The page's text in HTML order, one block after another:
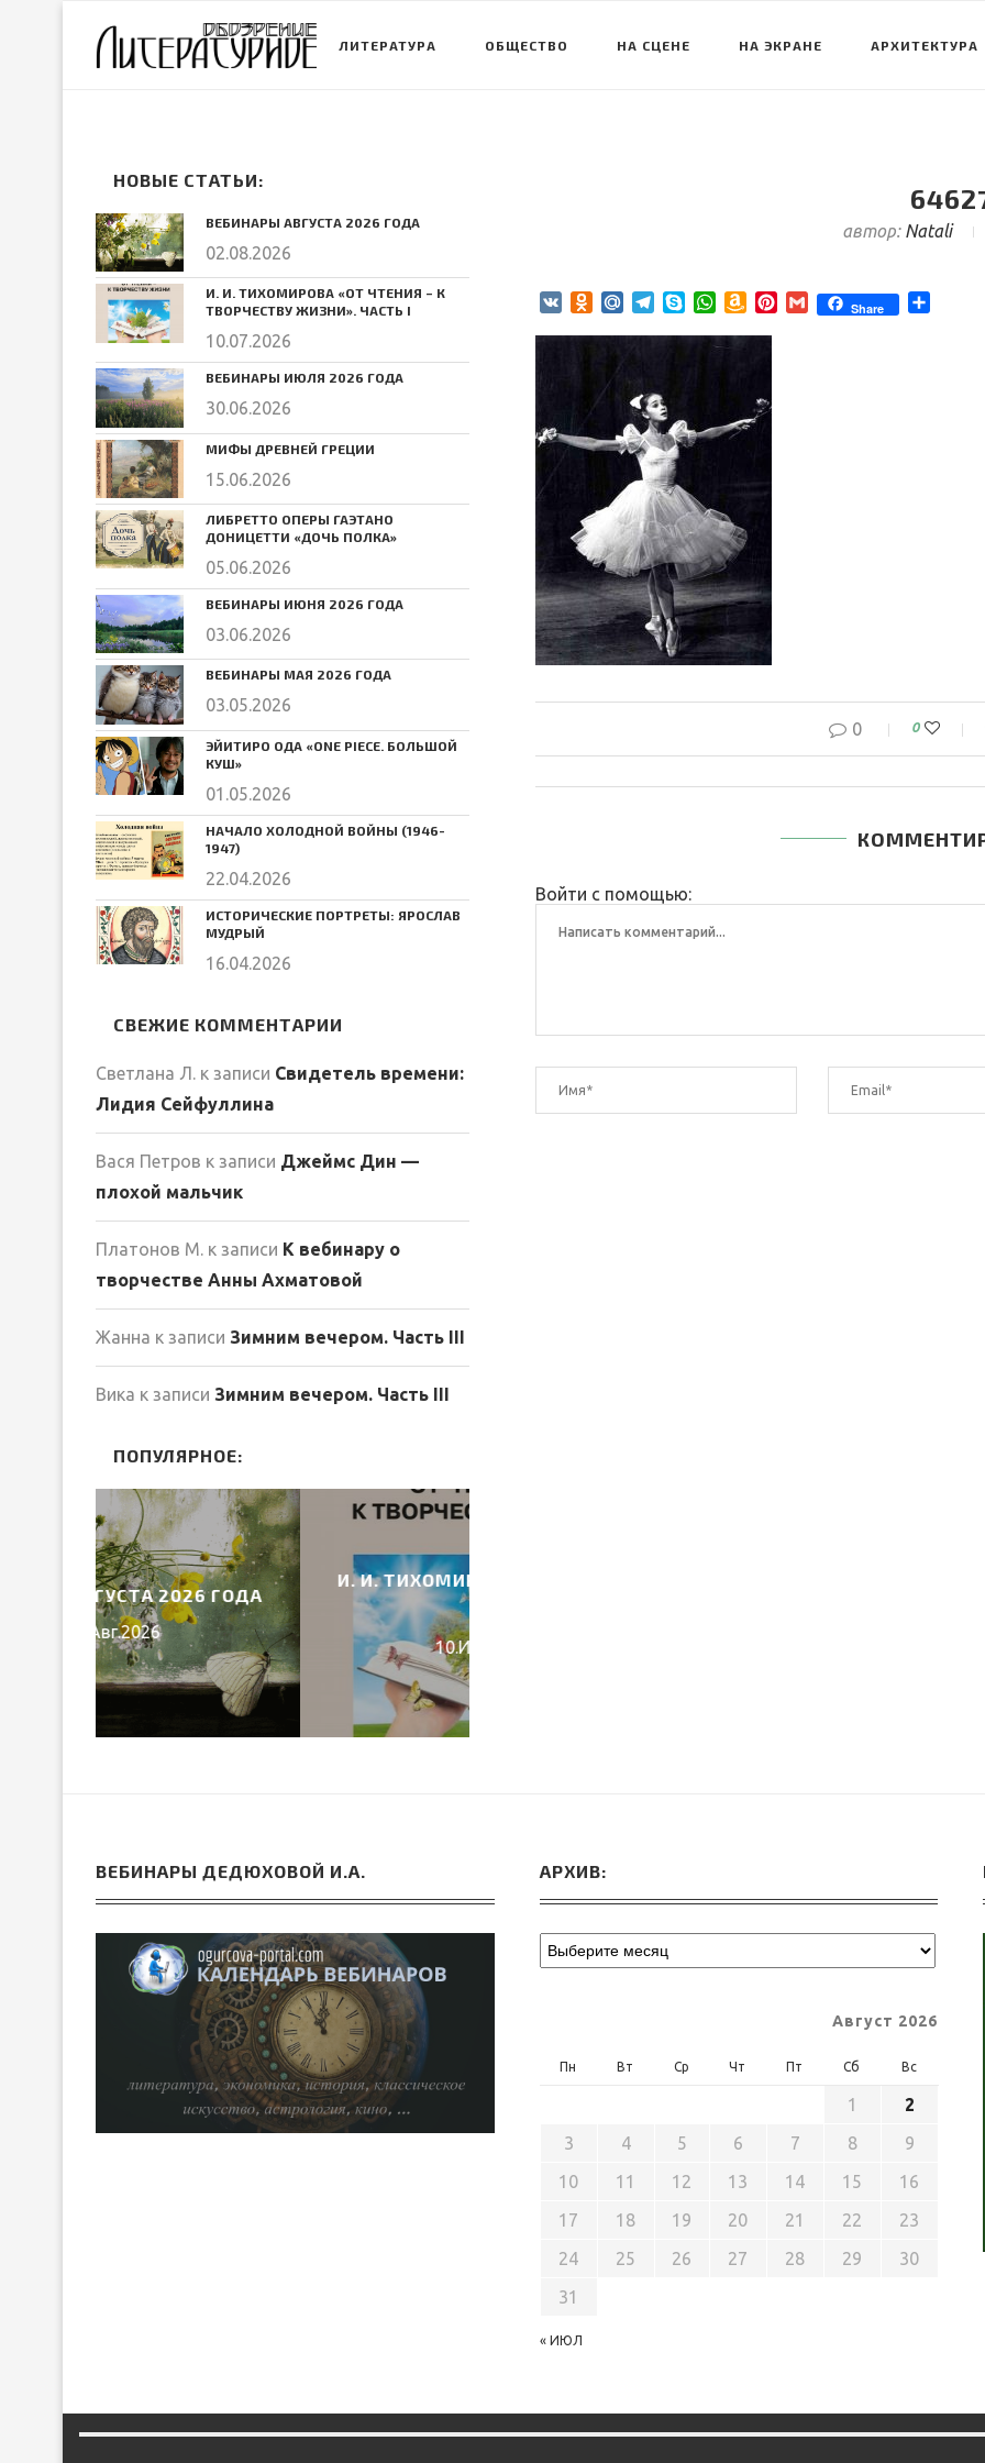
ЛИТЕРАТУРА ОБЩЕСТВО НА СЦЕНЕ НА ЭКРАНЕ АРХИТЕКТУРА
автор: Natali
VK Odnoklassniki
Mail.RuTelegram
SkypeWhatsApp
AmazonPinterest
GmailShare
0 0
Войти с помощью:
НОВЫЕ СТАТЬИ:
ВЕБИНАРЫ АВГУСТА 2026 ГОДА
02.08.2026
И. И. ТИХОМИРОВА «ОТ ЧТЕНИЯ – К
ТВОРЧЕСТВУ ЖИЗНИ». ЧАСТЬ I
10.07.2026
ВЕБИНАРЫ ИЮЛЯ 2026 ГОДА
30.06.2026
МИФЫ ДРЕВНЕЙ ГРЕЦИИ
15.06.2026
ЛИБРЕТТО ОПЕРЫ ГАЭТАНО
ДОНИЦЕТТИ «ДОЧЬ ПОЛКА»
05.06.2026
ВЕБИНАРЫ ИЮНЯ 2026 ГОДА
03.06.2026
ВЕБИНАРЫ МАЯ 2026 ГОДА
03.05.2026
ЭЙИТИРО ОДА «ONE PIECE. БОЛЬШОЙ
КУШ»
01.05.2026
НАЧАЛО ХОЛОДНОЙ ВОЙНЫ (1946-
1947)
22.04.2026
ИСТОРИЧЕСКИЕ ПОРТРЕТЫ: ЯРОСЛАВ
МУДРЫЙ
16.04.2026
СВЕЖИЕ КОММЕНТАРИИ
Светлана Л. к записи Свидетель времени:
Лидия Сейфуллина
Вася Петров к записи Джеймс Дин —
плохой мальчик
Платонов М. к записи К вебинару о
творчестве Анны Ахматовой
Жанна к записи Зимним вечером. Часть III
Вика к записи Зимним вечером. Часть III
ПОПУЛЯРНОЕ:
И. И. ТИХОМИРОВА «ОТ ЧТЕНИЯ
–...
10.Июл.2026
ВЕБИНАРЫ ДЕДЮХОВОЙ И.А. АРХИВ:
Август 2026
Пн Вт Ср Чт Пт Сб Вс
« ИЮЛ
1
2
3
4 5 6 7 8
9
10
11 12 13 14 15
16
17
18 19 20 21 22
23
24
25 26 27 28 29
30
31